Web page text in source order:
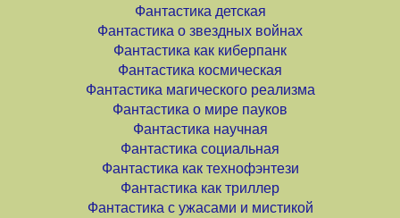
Фантастика детская
Фантастика о звездных войнах
Фантастика как киберпанк
Фантастика космическая
Фантастика магического реализма
Фантастика о мире пауков
Фантастика научная
Фантастика социальная
Фантастика как технофэнтези
Фантастика как триллер
Фантастика с ужасами и мистикой